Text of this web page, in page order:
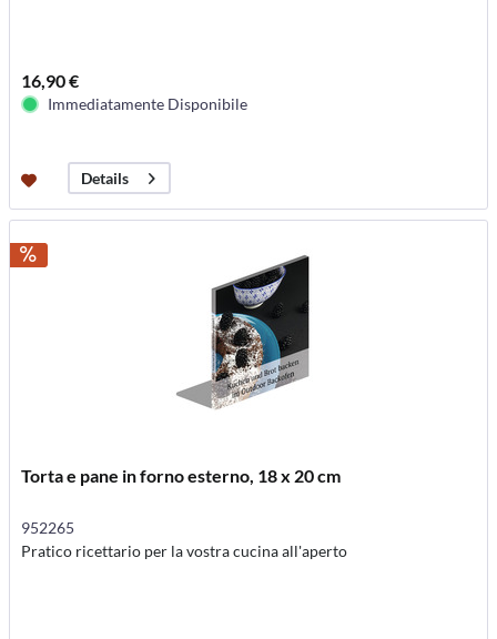
16,90 €
Immediatamente Disponibile
Details
Torta e pane in forno esterno, 18 x 20 cm
952265
Pratico ricettario per la vostra cucina all'aperto